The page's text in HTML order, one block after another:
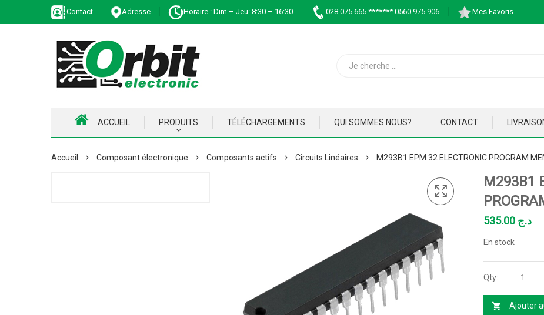
Contact Adresse Horaire : Dim – Jeu: 8:30 – 16:30 028 075 665 ******* 0560 975 906 Mes Favoris
ACCUEIL PRODUITS TÉLÉCHARGEMENTS QUI SOMMES NOUS? CONTACT
Accueil Composant électronique Composants actifs Circuits Linéaires M293B1 EPM 32 ELECTRONIC PROGRAM
M293B1
د.ج
En stock
Ajouter